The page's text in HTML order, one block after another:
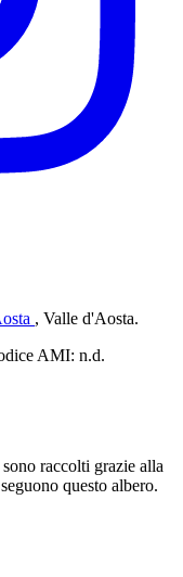
, Valle d'Aosta.
AMI: n.d.
raccolti grazie alla
questo albero.